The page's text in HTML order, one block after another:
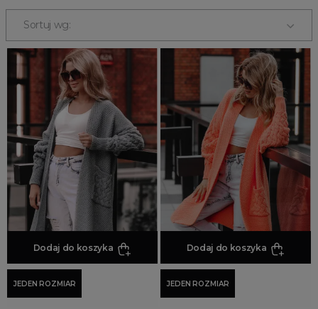
Bestsellery
Odzież damska
Buty damskie
Akcesoria
Premium
Strefa beauty
Promocja
Wyprzedaż
Summer sale
Bon podarunkowy
BACK TO SCHOOL
PREZENTY
ŚWIĘTA
PARTY
Sortuj wg:
Dodaj do koszyka
JEDEN ROZMIAR
Dodaj do koszyka
JEDEN ROZMIAR